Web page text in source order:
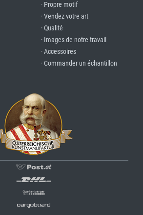
· Propre motif
· Vendez votre art
· Qualité
· Images de notre travail
· Accessoires
· Commander un échantillon